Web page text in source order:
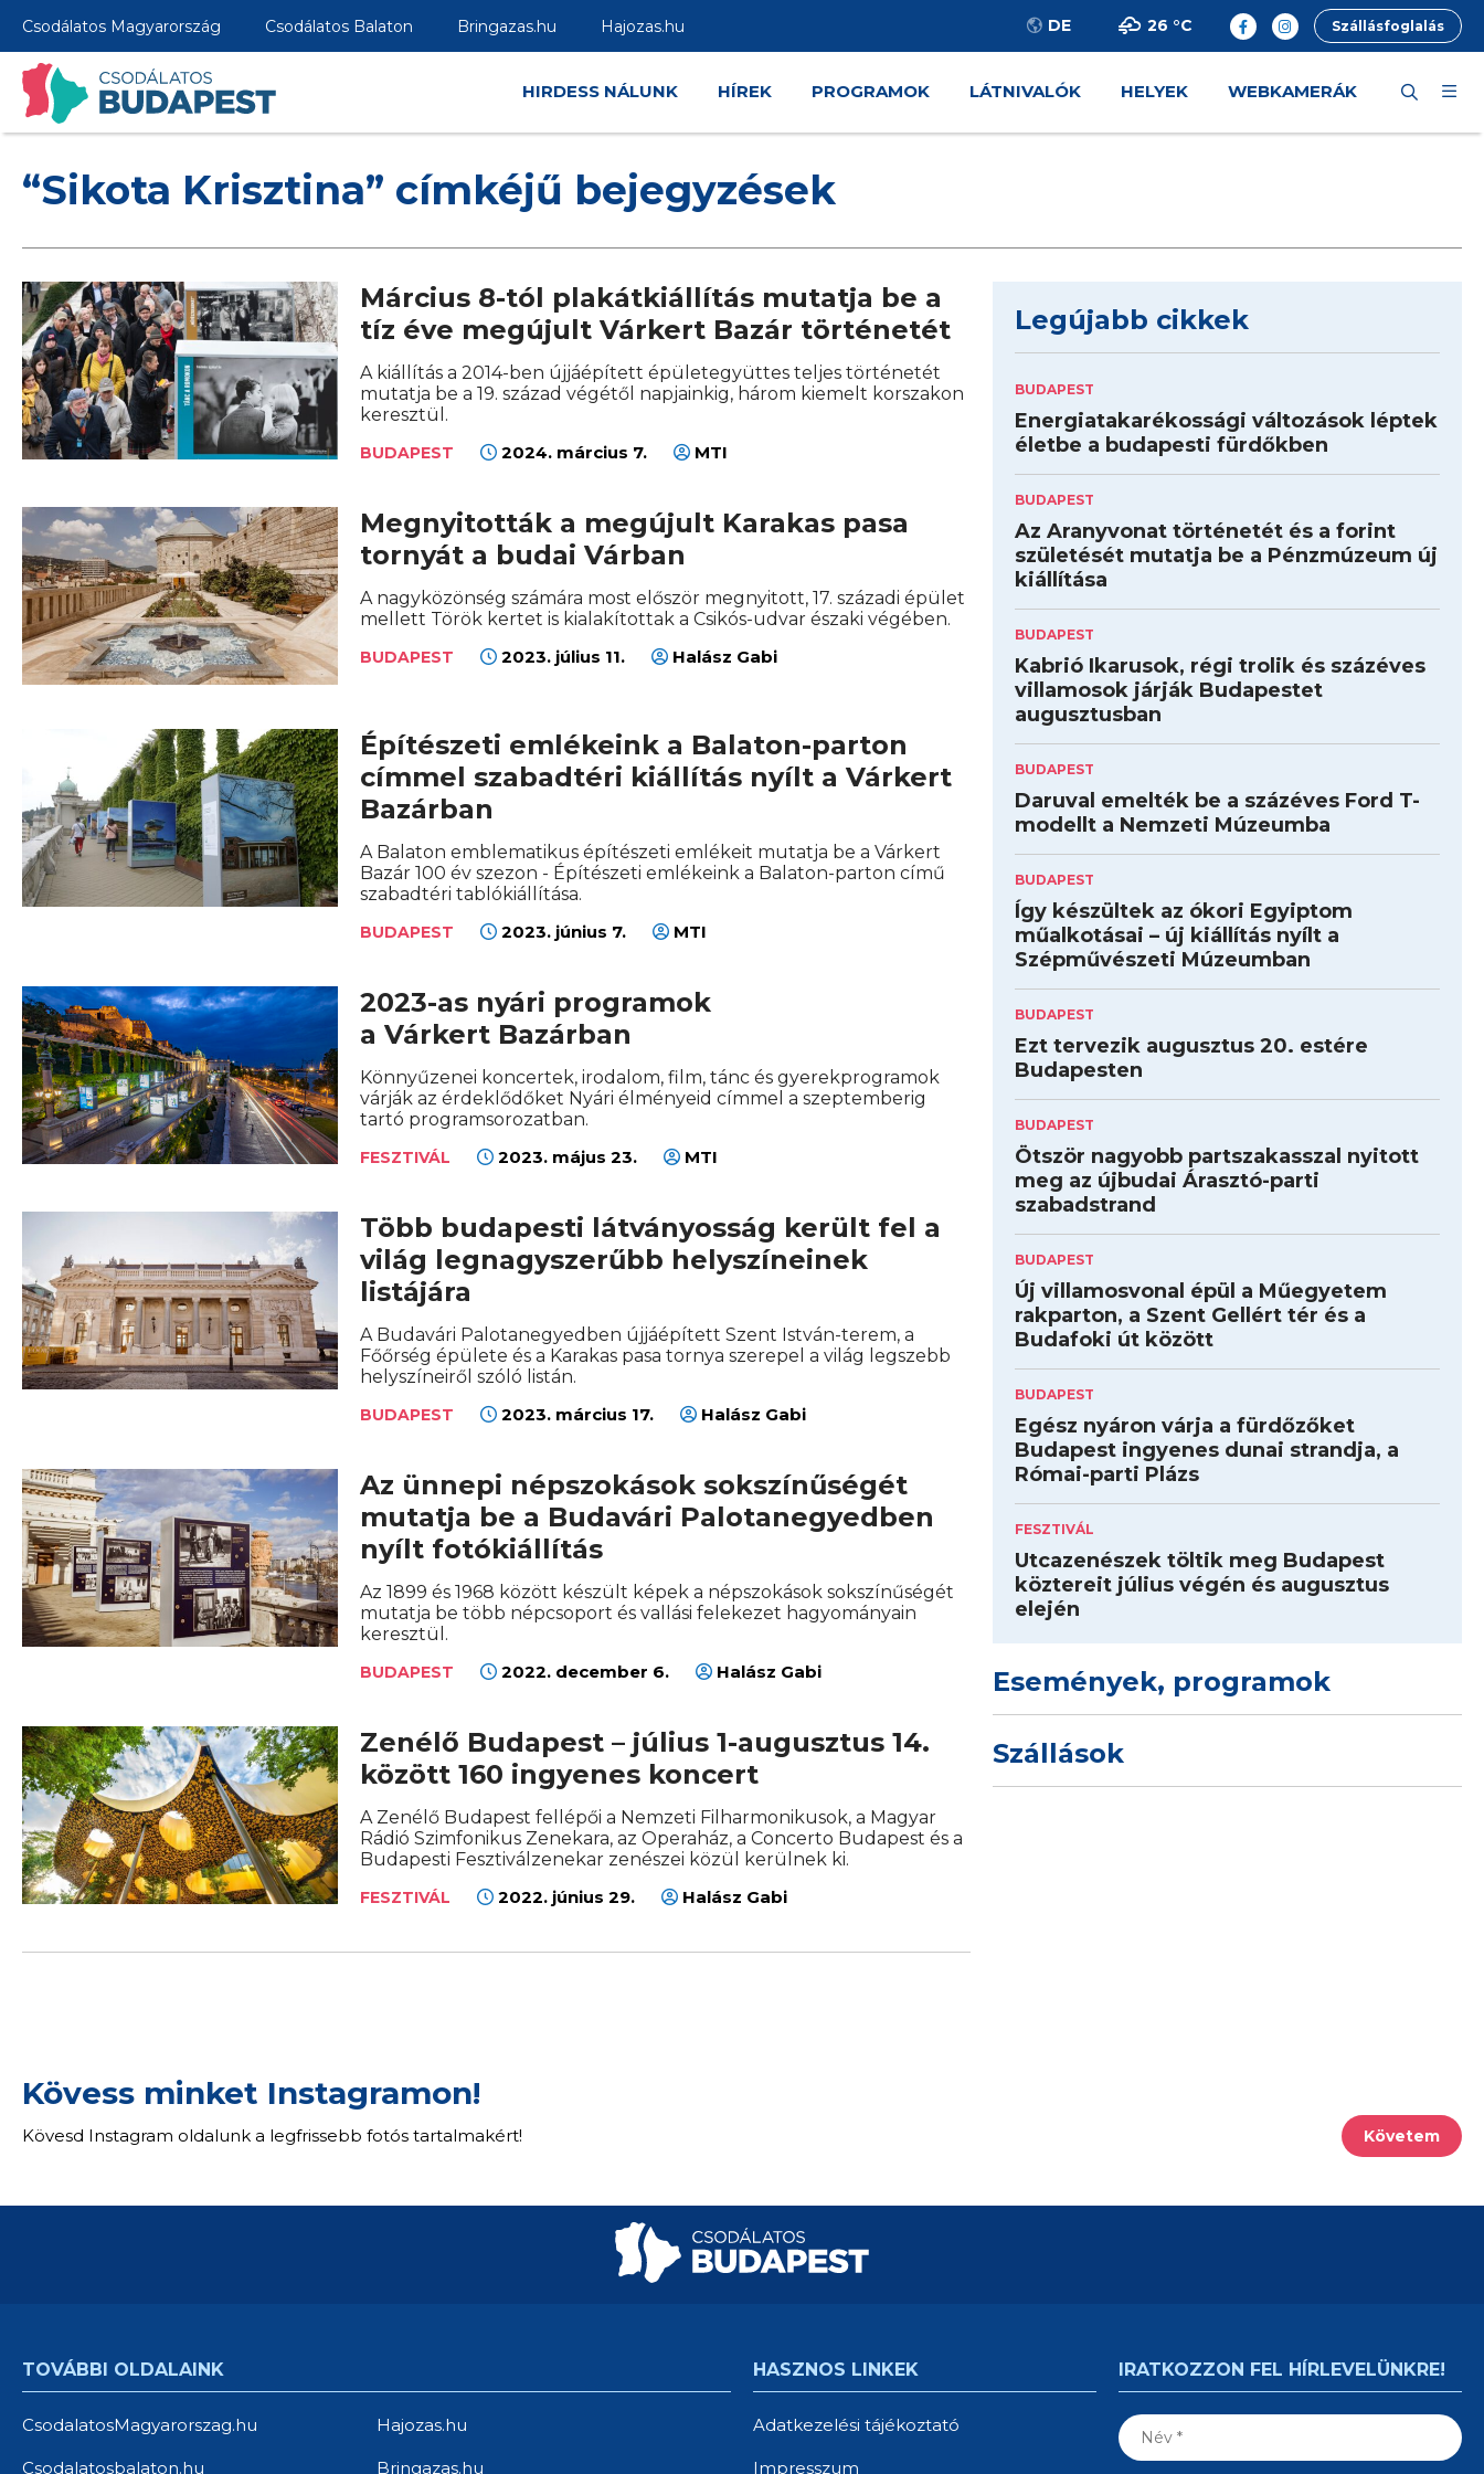
Csodálatos Magyarország Csodálatos Balaton Bringazas.hu Hajozas.hu DE 26 °C Szállásfoglalás
HIRDESS NÁLUNK HÍREK PROGRAMOK LÁTNIVALÓK HELYEK WEBKAMERÁK
“Sikota Krisztina” címkéjű bejegyzések
Március 8-tól plakátkiállítás mutatja be a
tíz éve megújult Várkert Bazár történetét
A kiállítás a 2014-ben újjáépített épületegyüttes teljes történetét
mutatja be a 19. század végétől napjainkig, három kiemelt korszakon
keresztül.
BUDAPEST 2024. március 7. MTI
Megnyitották a megújult Karakas pasa
tornyát a budai Várban
A nagyközönség számára most először megnyitott, 17. századi épület
mellett Török kertet is kialakítottak a Csikós-udvar északi végében.
BUDAPEST 2023. július 11. Halász Gabi
Építészeti emlékeink a Balaton-parton
címmel szabadtéri kiállítás nyílt a Várkert
Bazárban
A Balaton emblematikus építészeti emlékeit mutatja be a Várkert
Bazár 100 év szezon - Építészeti emlékeink a Balaton-parton című
szabadtéri tablókiállítása.
BUDAPEST 2023. június 7. MTI
2023-as nyári programok
a Várkert Bazárban
Könnyűzenei koncertek, irodalom, film, tánc és gyerekprogramok
várják az érdeklődőket Nyári élményeid címmel a szeptemberig
tartó programsorozatban.
FESZTIVÁL 2023. május 23. MTI
Több budapesti látványosság került fel a
világ legnagyszerűbb helyszíneinek
listájára
A Budavári Palotanegyedben újjáépített Szent István-terem, a
Főőrség épülete és a Karakas pasa tornya szerepel a világ legszebb
helyszíneiről szóló listán.
BUDAPEST 2023. március 17. Halász Gabi
Az ünnepi népszokások sokszínűségét
mutatja be a Budavári Palotanegyedben
nyílt fotókiállítás
Az 1899 és 1968 között készült képek a népszokások sokszínűségét
mutatja be több népcsoport és vallási felekezet hagyományain
keresztül.
BUDAPEST 2022. december 6. Halász Gabi
Zenélő Budapest – július 1-augusztus 14.
között 160 ingyenes koncert
A Zenélő Budapest fellépői a Nemzeti Filharmonikusok, a Magyar
Rádió Szimfonikus Zenekara, az Operaház, a Concerto Budapest és a
Budapesti Fesztiválzenekar zenészei közül kerülnek ki.
FESZTIVÁL 2022. június 29. Halász Gabi
Legújabb cikkek
BUDAPEST
Energiatakarékossági változások léptek
életbe a budapesti fürdőkben
BUDAPEST
Az Aranyvonat történetét és a forint
születését mutatja be a Pénzmúzeum új
kiállítása
BUDAPEST
Kabrió Ikarusok, régi trolik és százéves
villamosok járják Budapestet
augusztusban
BUDAPEST
Daruval emelték be a százéves Ford T-
modellt a Nemzeti Múzeumba
BUDAPEST
Így készültek az ókori Egyiptom
műalkotásai – új kiállítás nyílt a
Szépművészeti Múzeumban
BUDAPEST
Ezt tervezik augusztus 20. estére
Budapesten
BUDAPEST
Ötször nagyobb partszakasszal nyitott
meg az újbudai Árasztó-parti
szabadstrand
BUDAPEST
Új villamosvonal épül a Műegyetem
rakparton, a Szent Gellért tér és a
Budafoki út között
BUDAPEST
Egész nyáron várja a fürdőzőket
Budapest ingyenes dunai strandja, a
Római-parti Plázs
FESZTIVÁL
Utcazenészek töltik meg Budapest
köztereit július végén és augusztus
elején
Események, programok
Szállások
Kövess minket Instagramon!
Kövesd Instagram oldalunk a legfrissebb fotós tartalmakért! Követem
TOVÁBBI OLDALAINK
CsodalatosMagyarorszag.hu
Csodalatosbalaton.hu
Hajozas.hu
Bringazas.hu
HASZNOS LINKEK
Adatkezelési tájékoztató
Impresszum
IRATKOZZON FEL HÍRLEVELÜNKRE!